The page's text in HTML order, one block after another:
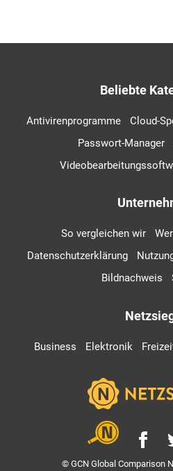
Beliebte
Antivirenprogramme Cloud-
Passwort-Manager
So vergleichen wir
Datenschutzerklärung
Bildnachweis
Business Elektronik
© GCN Global Comparison